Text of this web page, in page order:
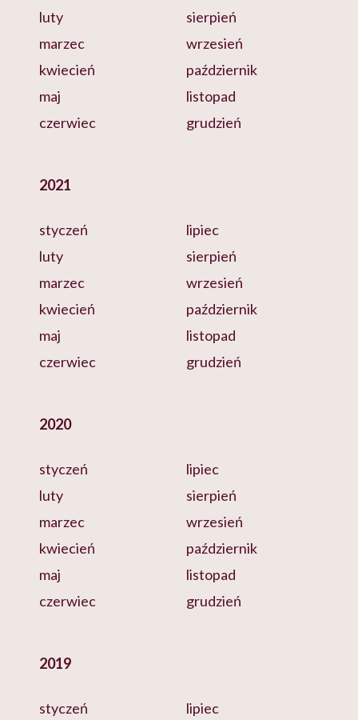
luty
marzec
kwiecień
maj
czerwiec
sierpień
wrzesień
październik
listopad
grudzień
2021
styczeń
luty
marzec
kwiecień
maj
czerwiec
lipiec
sierpień
wrzesień
październik
listopad
grudzień
2020
styczeń
luty
marzec
kwiecień
maj
czerwiec
lipiec
sierpień
wrzesień
październik
listopad
grudzień
2019
styczeń
lipiec